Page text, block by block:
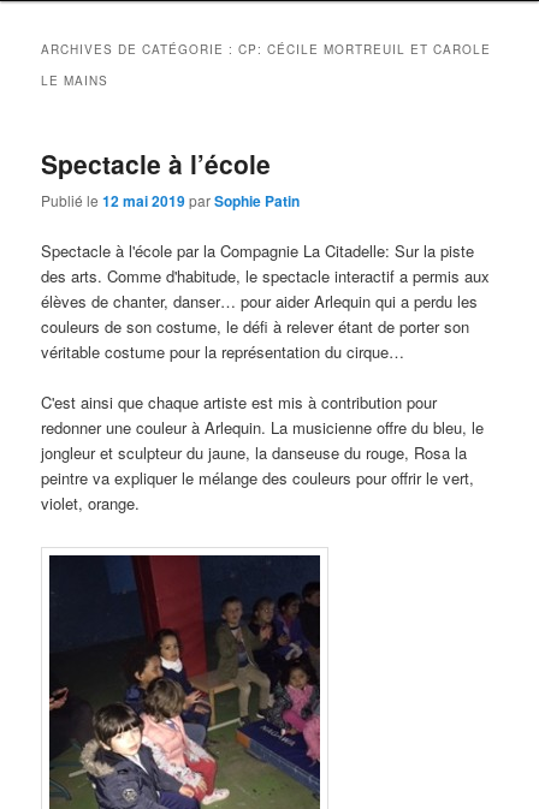
ARCHIVES DE CATÉGORIE :CP: CÉCILE MORTREUIL ET CAROLE
LE MAINS
Spectacle à l’école
Publié le12 mai 2019parSophie Patin
Spectacle à l'école par la Compagnie La Citadelle: Sur la piste
des arts. Comme d'habitude, le spectacle interactif a permis aux
élèves de chanter, danser… pour aider Arlequin qui a perdu les
couleurs de son costume, le défi à relever étant de porter son
véritable costume pour la représentation du cirque…
C'est ainsi que chaque artiste est mis à contribution pour
redonner une couleur à Arlequin. La musicienne offre du bleu, le
jongleur et sculpteur du jaune, la danseuse du rouge, Rosa la
peintre va expliquer le mélange des couleurs pour offrir le vert,
violet, orange.